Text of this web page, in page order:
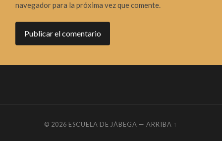
navegador para la próxima vez que comente.
© 2026 ESCUELA DE JÁBEGA —ARRIBA ↑